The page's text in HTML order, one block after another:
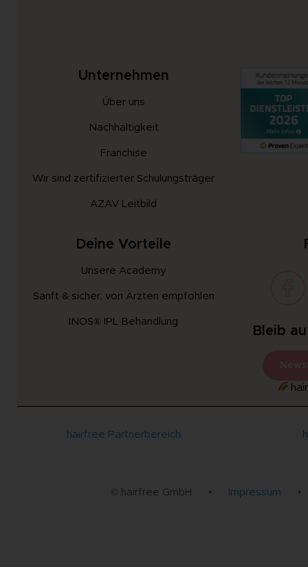
Unternehmen
Über uns
Nachhaltigkeit
Franchise
Wir sind zertifizierter Schulungsträger
AZAV Leitbild
Deine Vorteile
Unsere Academy
Sanft & sicher, von Ärzten empfohlen
INOS® IPL Behandlung
Bleib
hairfree Partnerbereich
© hairfree GmbH • Impressum •